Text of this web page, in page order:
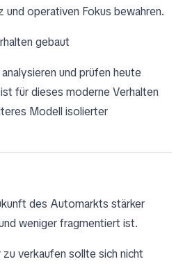
operativen Fokus bewahren.
gebaut
und prüfen heute
für dieses moderne Verhalten
Modell isolierter
des Automarkts stärker
weniger fragmentiert ist.
verkaufen sollte sich nicht